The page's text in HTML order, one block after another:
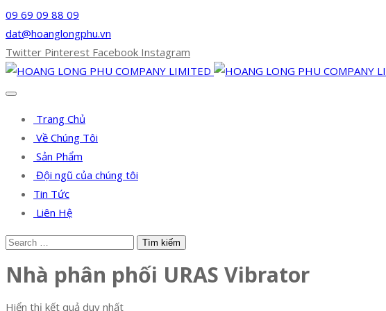
09 69 09 88 09
dat@hoanglongphu.vn
Twitter Pinterest Facebook Instagram
Trang Chủ
Về Chúng Tôi
Sản Phẩm
Đội ngũ của chúng tôi
Tin Tức
Liên Hệ
Nhà phân phối URAS Vibrator
Hiển thị kết quả duy nhất